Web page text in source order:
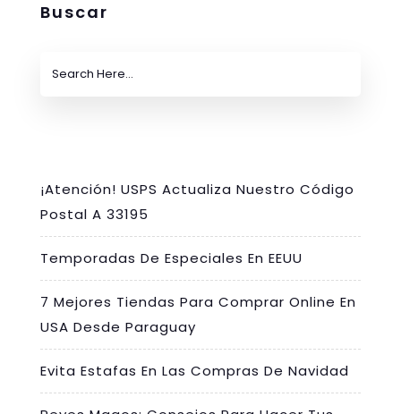
Buscar
¡Atención! USPS Actualiza Nuestro Código
Postal A 33195
Temporadas De Especiales En EEUU
7 Mejores Tiendas Para Comprar Online En
USA Desde Paraguay
Evita Estafas En Las Compras De Navidad